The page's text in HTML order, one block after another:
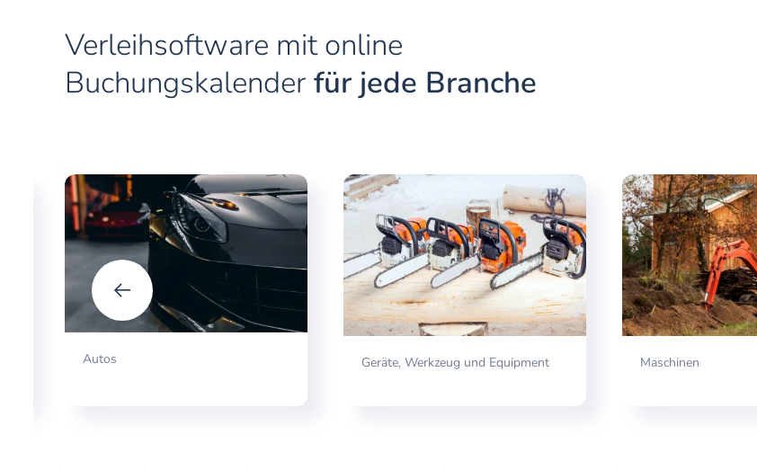
Verleihsoftware mit online
Buchungskalender für jede Branche
Autos Geräte, Werkzeug und Equipment Maschinen